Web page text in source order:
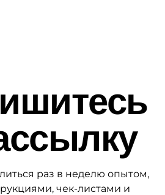
раз в неделю опытом,
чек-листами и